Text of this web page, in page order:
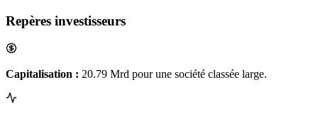
Repères investisseurs
Capitalisation : 20.79 Mrd pour une société classée large.